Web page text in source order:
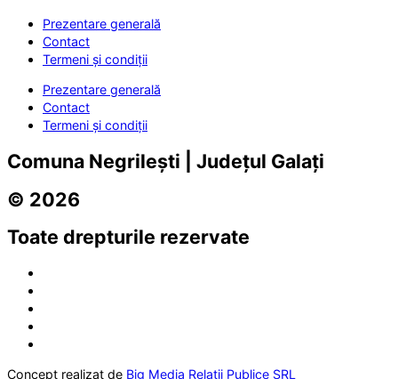
Prezentare generală
Contact
Termeni și condiții
Prezentare generală
Contact
Termeni și condiții
Comuna Negrilești | Județul Galați
© 2026
Toate drepturile rezervate
Concept realizat de Big Media Relații Publice SRL